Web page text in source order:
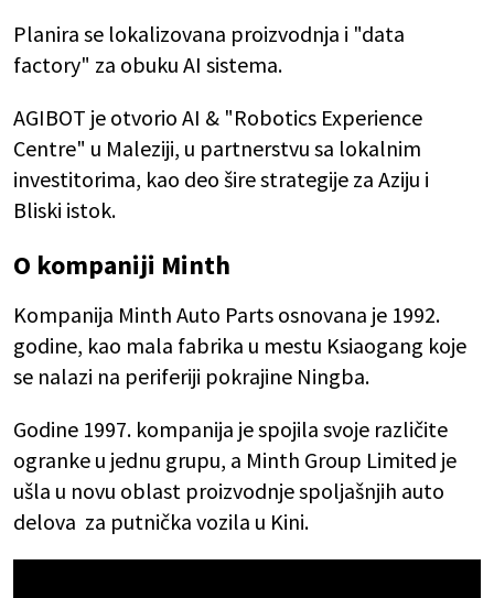
Planira se lokalizovana proizvodnja i "data
factory" za obuku AI sistema.
AGIBOT je otvorio AI & "Robotics Experience
Centre" u Maleziji, u partnerstvu sa lokalnim
investitorima, kao deo šire strategije za Aziju i
Bliski istok.
O kompaniji Minth
Kompanija Minth Auto Parts osnovana je 1992.
godine, kao mala fabrika u mestu Ksiaogang koje
se nalazi na periferiji pokrajine Ningba.
Godine 1997. kompanija je spojila svoje različite
ogranke u jednu grupu, a Minth Group Limited je
ušla u novu oblast proizvodnje spoljašnjih auto
delova za putnička vozila u Kini.